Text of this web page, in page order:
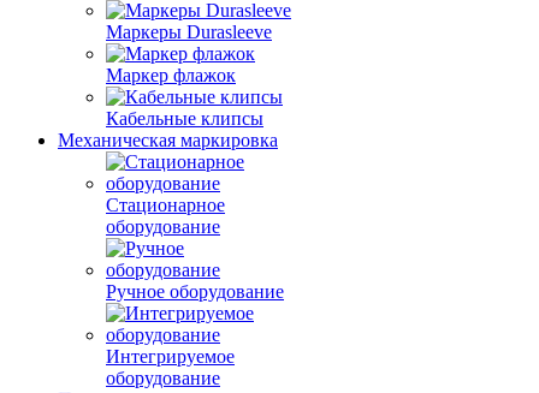
Маркеры Durasleeve
Маркер флажок
Кабельные клипсы
Механическая маркировка
Стационарное
оборудование
Ручное оборудование
Интегрируемое
оборудование